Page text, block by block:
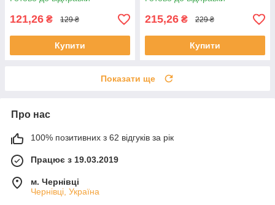
121,26 ₴ 129 ₴
Купити
215,26 ₴ 229 ₴
Купити
Показати ще
Про нас
100% позитивних з 62 відгуків за рік
Працює з 19.03.2019
м. Чернівці
Чернівці, Україна